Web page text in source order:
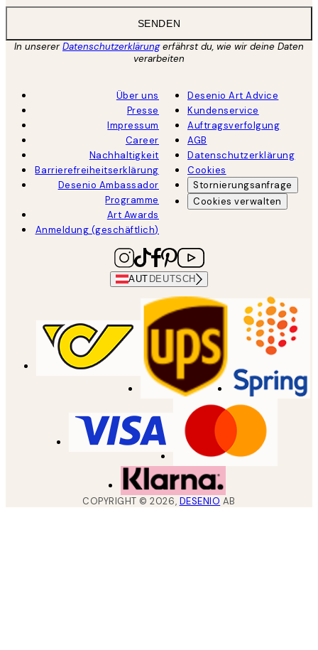
SENDEN
In unsererDatenschutzerklärungerfährst du, wie wir deine Daten
verarbeiten
Über uns
Presse
Impressum
Career
Nachhaltigkeit
Barrierefreiheitserklärung
Desenio Ambassador
Programme
Art Awards
Anmeldung (geschäftlich)
Desenio Art Advice
Kundenservice
Auftragsverfolgung
AGB
Datenschutzerklärung
Cookies
Stornierungsanfrage
Cookies verwalten
AUT DEUTSCH
COPYRIGHT ©2026, DESENIO AB